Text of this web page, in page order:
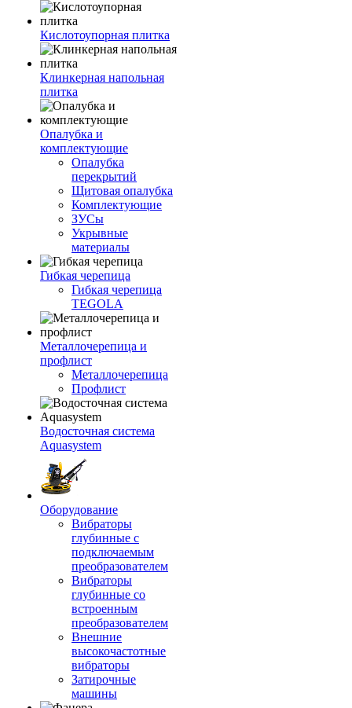
Кислотоупорная плитка
Клинкерная напольная
плитка
Опалубка и
комплектующие
Опалубка
перекрытий
Щитовая опалубка
Комплектующие
ЗУСы
Укрывные
материалы
Гибкая черепица
Гибкая черепица
TEGOLA
Металлочерепица и
профлист
Металлочерепица
Профлист
Водосточная система
Aquasystem
Оборудование
Вибраторы
глубинные с
подключаемым
преобразователем
Вибраторы
глубинные со
встроенным
преобразователем
Внешние
высокочастотные
вибраторы
Затирочные
машины